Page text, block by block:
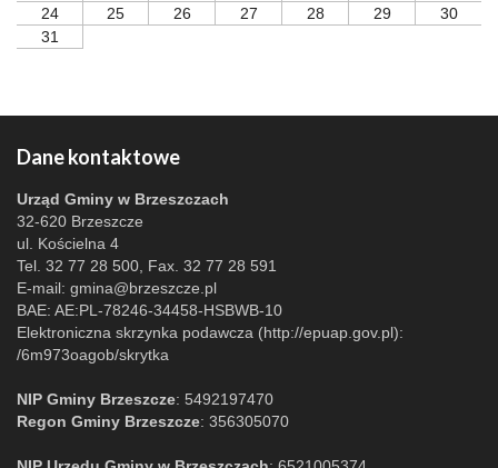
24
25 26 27 28 29
30
31
Dane kontaktowe
Urząd Gminy w Brzeszczach
32-620 Brzeszcze
ul. Kościelna 4
Tel. 32 77 28 500, Fax. 32 77 28 591
E-mail: gmina@brzeszcze.pl
BAE: AE:PL-78246-34458-HSBWB-10
Elektroniczna skrzynka podawcza (http://epuap.gov.pl):
/6m973oagob/skrytka
NIP Gminy Brzeszcze: 5492197470
Regon Gminy Brzeszcze: 356305070